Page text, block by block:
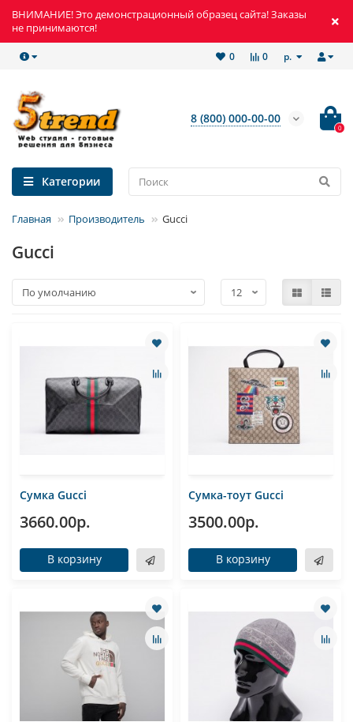
ВНИМАНИЕ! Это демонстрационный образец сайта! Заказы
не принимаются!
р.
0
0
8 (800) 000-00-00
0
Категории
Главная Производитель Gucci
Gucci
Сумка Gucci
3660.00р.
В корзину
Сумка-тоут Gucci
3500.00р.
В корзину